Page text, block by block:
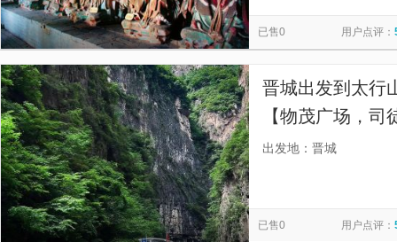
已售0 用户点评：
晋城出发到太行
【物茂广场，
口，晋城大医院
出发地：晋城
已售0 用户点评：